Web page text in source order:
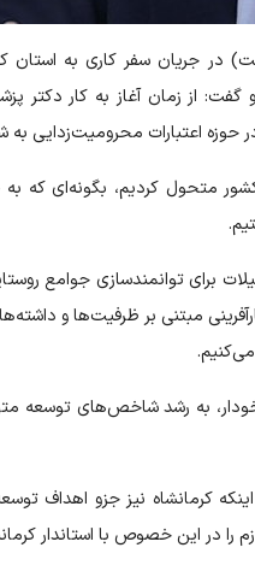
حسین‌زاده، امروز(۲۳ اردیبهشت) در جریان سفر
از زمان آغاز به کار دکتر
متحول کردیم، بگونه‌ای که به
برای توانمندسازی جوامع
مبتنی بر ظرفیت‌ها و
می‌کنیم.
به رشد شاخص‌های توسعه
کرمانشاه نیز جزو اهداف
را در این خصوص با استاندار